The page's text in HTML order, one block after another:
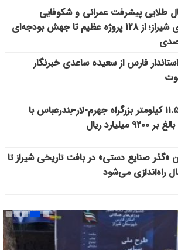
طلایی پیشرفت عمرانی و شکوفایی
اقتصادی شیراز؛ از ۱۲۸ پروژه عظیم تا جهش بودجه‌ای
فارس از سعیده ساعدی خبرنگار
افتتاح ۱۱.۵ کیلومتر بزرگراه جهرم-لار-بندرعباس با
میلیارد ریال
«گذر صنایع دستی» در بافت تاریخی شیراز تا
راه‌اندازی می‌شود